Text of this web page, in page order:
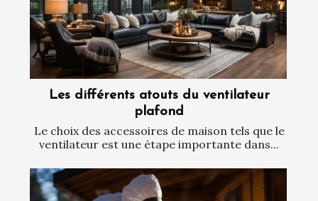
Les différents atouts du ventilateur
plafond
Le choix des accessoires de maison tels que le
ventilateur est une étape importante dans...